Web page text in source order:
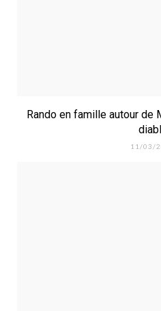
Rando en famille autour de
11/03/